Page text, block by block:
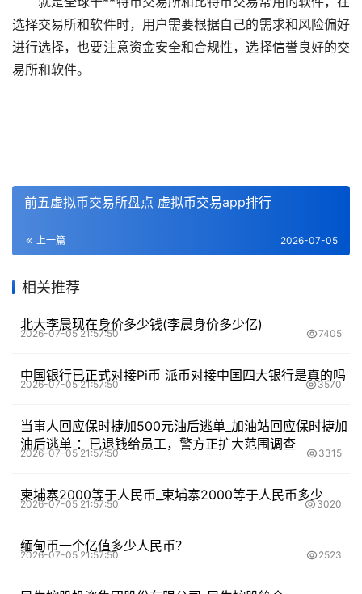
选择交易所和软件时，用户需要根据自己的需求和风险偏好
进行选择，也要注意资金安全和合规性，选择信誉良好的交
易所和软件。
前五虚拟币交易所盘点 虚拟币交易app排行
上一篇 2026-07-05
相关推荐
北大李晨现在身价多少钱(李晨身价多少亿)
2026-07-05 21:57:50 7405
中国银行已正式对接Pi币 派币对接中国四大银行是真的吗
2026-07-05 21:57:50 3570
当事人回应保时捷加500元油后逃单_加油站回应保时捷加
油后逃单 ：已退钱给员工，警方正扩大范围调查
2026-07-05 21:57:50 3315
柬埔寨2000等于人民币_柬埔寨2000等于人民币多少
2026-07-05 21:57:50 3020
缅甸币一个亿值多少人民币？
2026-07-05 21:57:50 2523